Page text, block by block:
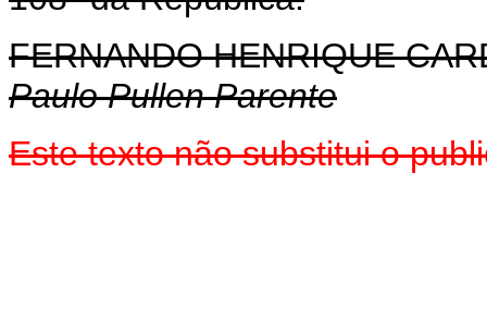
FERNANDO HENRIQUE
Paulo Pullen Parente
Este texto não substitui o